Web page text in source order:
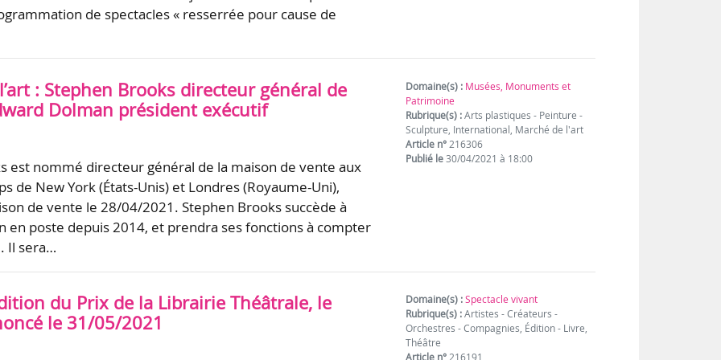
de spectacles « resserrée pour cause de
: Stephen Brooks directeur général de
Dolman président exécutif
est nommé directeur général de la maison de vente aux
de New York (États-Unis) et Londres (Royaume-Uni),
de vente le 28/04/2021. Stephen Brooks succède à
en poste depuis 2014, et prendra ses fonctions à compter
Il sera…
Domaine(s) : Musées, Monuments et
Patrimoine
Rubrique(s) :Arts plastiques - Peinture -
Sculpture, International, Marché de l'art
Article n°216306
Publié le30/04/2021 à 18:00
du Prix de la Librairie Théâtrale, le
le 31/05/2021
Domaine(s) : Spectacle vivant
Rubrique(s) :Artistes - Créateurs -
Orchestres - Compagnies, Édition - Livre,
Théâtre